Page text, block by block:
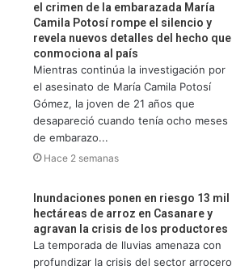
el crimen de la embarazada María
Camila Potosí rompe el silencio y
revela nuevos detalles del hecho que
conmociona al país
Mientras continúa la investigación por
el asesinato de María Camila Potosí
Gómez, la joven de 21 años que
desapareció cuando tenía ocho meses
de embarazo...
Hace 2 semanas
Inundaciones ponen en riesgo 13 mil
hectáreas de arroz en Casanare y
agravan la crisis de los productores
La temporada de lluvias amenaza con
profundizar la crisis del sector arrocero